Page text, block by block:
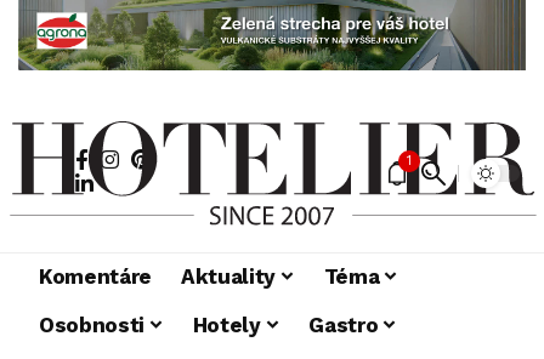
1
Komentáre Aktuality
Téma
Osobnosti
Hotely
Gastro